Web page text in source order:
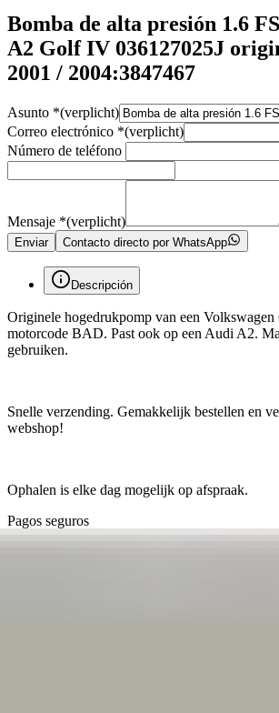
Bomba de alta presión 1.6
A2 Golf IV 036127025J
2001 / 2004:3847467
Asunto *(verplicht)
Correo electrónico *(verplicht)
Número de teléfono
Mensaje *(verplicht)
Enviar Contacto directo por WhatsApp
Descripción
Originele hogedrukpomp van een
motorcode BAD. Past ook op een Audi A2.
gebruiken.
Snelle verzending. Gemakkelijk bestellen en
webshop!
Ophalen is elke dag mogelijk op afspraak.
Pagos seguros